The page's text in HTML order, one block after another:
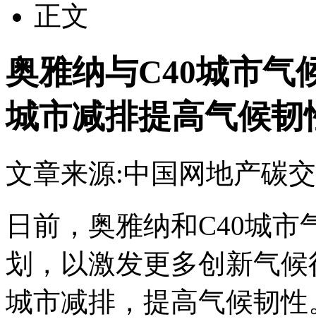
正文
奥雅纳与C40城市气
城市减排提高气候韧
文章来源:中国网地产碳
日前，奥雅纳和C40城
划，以激发更多创新气
城市减排，提高气候韧性